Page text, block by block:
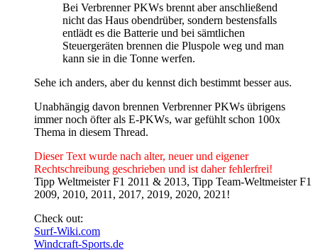
Bei Verbrenner PKWs brennt aber anschließend
nicht das Haus obendrüber, sondern bestensfalls
entlädt es die Batterie und bei sämtlichen
Steuergeräten brennen die Pluspole weg und man
kann sie in die Tonne werfen.
Sehe ich anders, aber du kennst dich bestimmt besser aus.
Unabhängig davon brennen Verbrenner PKWs übrigens
immer noch öfter als E-PKWs, war gefühlt schon 100x
Thema in diesem Thread.
Dieser Text wurde nach alter, neuer und eigener
Rechtschreibung geschrieben und ist daher fehlerfrei!
Tipp Weltmeister F1 2011 & 2013, Tipp Team-Weltmeister F1
2009, 2010, 2011, 2017, 2019, 2020, 2021!
Check out:
Surf-Wiki.com
Windcraft-Sports.de